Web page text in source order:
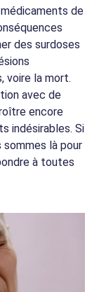
de
des surdoses
voire la mort.
avec de
encore
indésirables. Si
sommes là pour
à toutes